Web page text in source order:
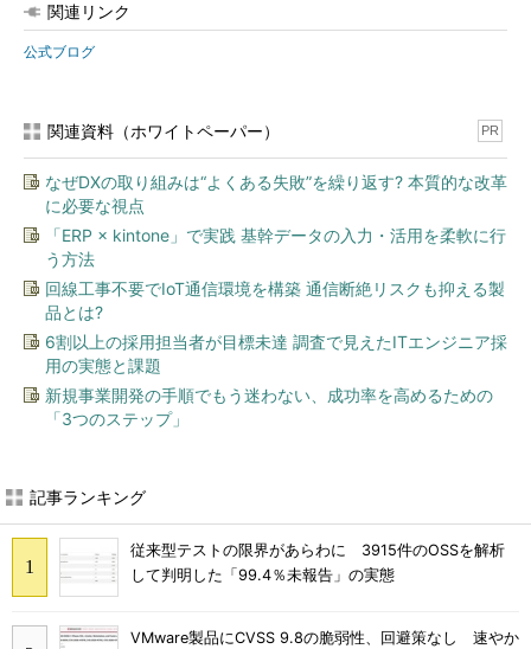
関連リンク
公式ブログ
関連資料（ホワイトペーパー） PR
なぜDXの取り組みは“よくある失敗”を繰り返す? 本質的な改革
に必要な視点
「ERP × kintone」で実践 基幹データの入力・活用を柔軟に行
う方法
回線工事不要でIoT通信環境を構築 通信断絶リスクも抑える製
品とは?
6割以上の採用担当者が目標未達 調査で見えたITエンジニア採
用の実態と課題
新規事業開発の手順でもう迷わない、成功率を高めるための
「3つのステップ」
記事ランキング
従来型テストの限界があらわに 3915件のOSSを解析
して判明した「99.4％未報告」の実態
VMware製品にCVSS 9.8の脆弱性、回避策なし 速やか